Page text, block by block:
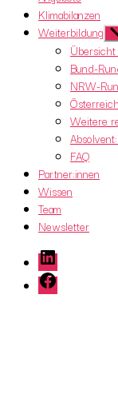
Klimabilanzen
Weiterbildung
Bund-
NRW-
Weitere
FAQ
Partner:innen
Wissen
Team
Newsletter
LinkedIn
Facebook